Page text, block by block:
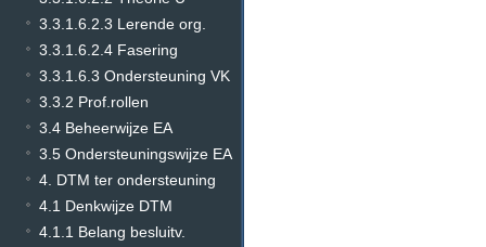
3.3.1.6.2.3 Lerende org.
3.3.1.6.2.4 Fasering
3.3.1.6.3 Ondersteuning VK
3.3.2 Prof.rollen
3.4 Beheerwijze EA
3.5 Ondersteuningswijze EA
4. DTM ter ondersteuning
4.1 Denkwijze DTM
4.1.1 Belang besluitv.